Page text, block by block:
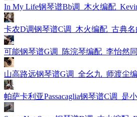
In My Life钢琴谱Bb调_木火编配
卡农D调钢琴谱C调_木火编配_古典名
可能钢琴谱G调_陈浣琴编配_李怡然
山高路远钢琴谱G调_全幺九_师渡尘
帕萨卡利亚Passacaglia钢琴谱C调_是